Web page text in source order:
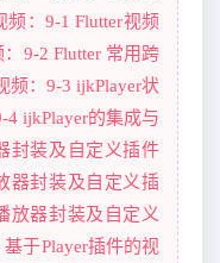
：9-1 Flutter视频
9-2 Flutter 常用跨
频：9-3 ijkPlayer状
4 ijkPlayer的集成与
封装及自定义插件
器封装及自定义插
放器封装及自定义
于Player插件的视